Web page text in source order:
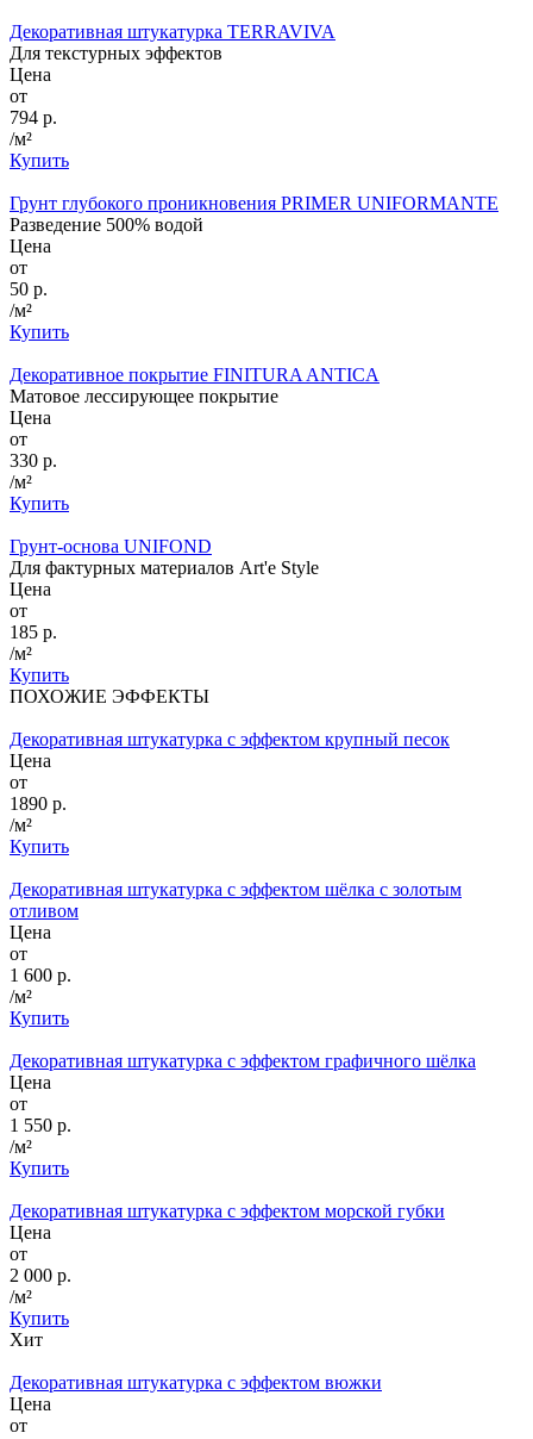
Декоративная штукатурка TERRAVIVA
Для текстурных эффектов
Цена
от
794 р.
/м²
Купить
Грунт глубокого проникновения PRIMER UNIFORMANTE
Разведение 500% водой
Цена
от
50 р.
/м²
Купить
Декоративное покрытие FINITURA ANTICA
Матовое лессирующее покрытие
Цена
от
330 р.
/м²
Купить
Грунт-основа UNIFOND
Для фактурных материалов Art'e Style
Цена
от
185 р.
/м²
Купить
ПОХОЖИЕ ЭФФЕКТЫ
Декоративная штукатурка с эффектом крупный песок
Цена
от
1890 р.
/м²
Купить
Декоративная штукатурка с эффектом шёлка с золотым
отливом
Цена
от
1 600 р.
/м²
Купить
Декоративная штукатурка с эффектом графичного шёлка
Цена
от
1 550 р.
/м²
Купить
Декоративная штукатурка с эффектом морской губки
Цена
от
2 000 р.
/м²
Купить
Хит
Декоративная штукатурка с эффектом вюжки
Цена
от